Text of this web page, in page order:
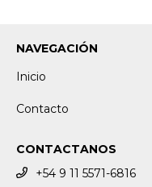
NAVEGACIÓN
Inicio
Contacto
CONTACTANOS
+54 9 11 5571-6816